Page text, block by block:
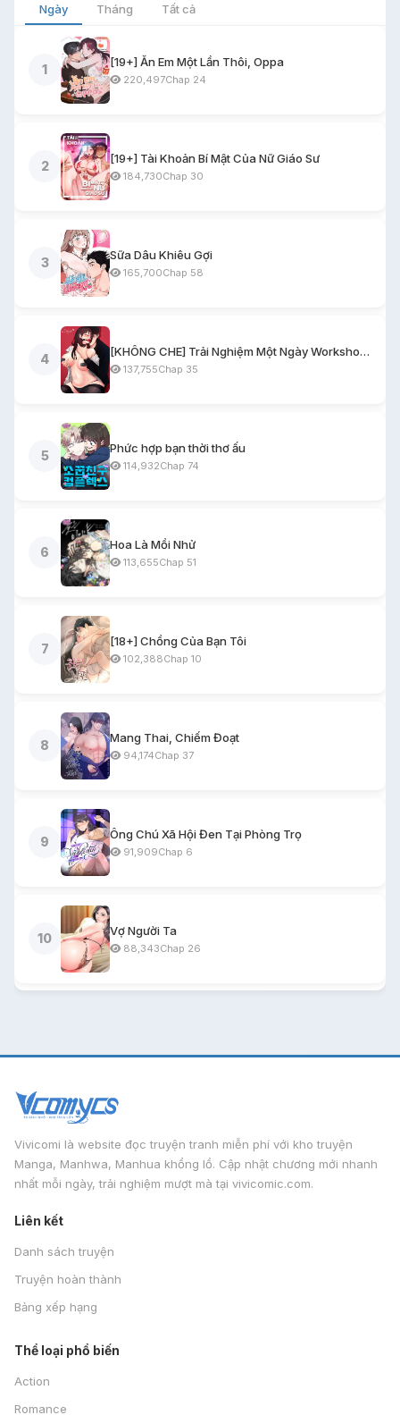
Ngày Tháng Tất cả
1
[19+] Ăn Em Một Lần Thôi, Oppa
220,497Chap 24
2
[19+] Tài Khoản Bí Mật Của Nữ Giáo Sư
184,730Chap 30
3
Sữa Dâu Khiêu Gợi
165,700Chap 58
4
[KHÔNG CHE] Trải Nghiệm Một Ngày Workshop BDSM
137,755Chap 35
5
Phức hợp bạn thời thơ ấu
114,932Chap 74
6
Hoa Là Mồi Nhử
113,655Chap 51
7
[18+] Chồng Của Bạn Tôi
102,388Chap 10
8
Mang Thai, Chiếm Đoạt
94,174Chap 37
9
Ông Chú Xã Hội Đen Tại Phòng Trọ
91,909Chap 6
10
Vợ Người Ta
88,343Chap 26
Vivicomi là website đọc truyện tranh miễn phí với kho truyện
Manga, Manhwa, Manhua khổng lồ. Cập nhật chương mới nhanh
nhất mỗi ngày, trải nghiệm mượt mà tại vivicomic.com.
Liên kết
Danh sách truyện
Truyện hoàn thành
Bảng xếp hạng
Thể loại phổ biến
Action
Romance